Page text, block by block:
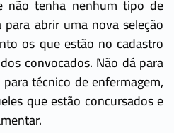
não tenha nenhum tipo de
abrir uma nova seleção
os que estão no cadastro
convocados. Não dá para
técnico de enfermagem,
que estão concursados e